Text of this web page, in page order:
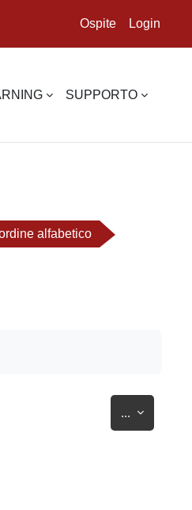
Ospite Login
SUPPORTO
alfabetico
... Esporta